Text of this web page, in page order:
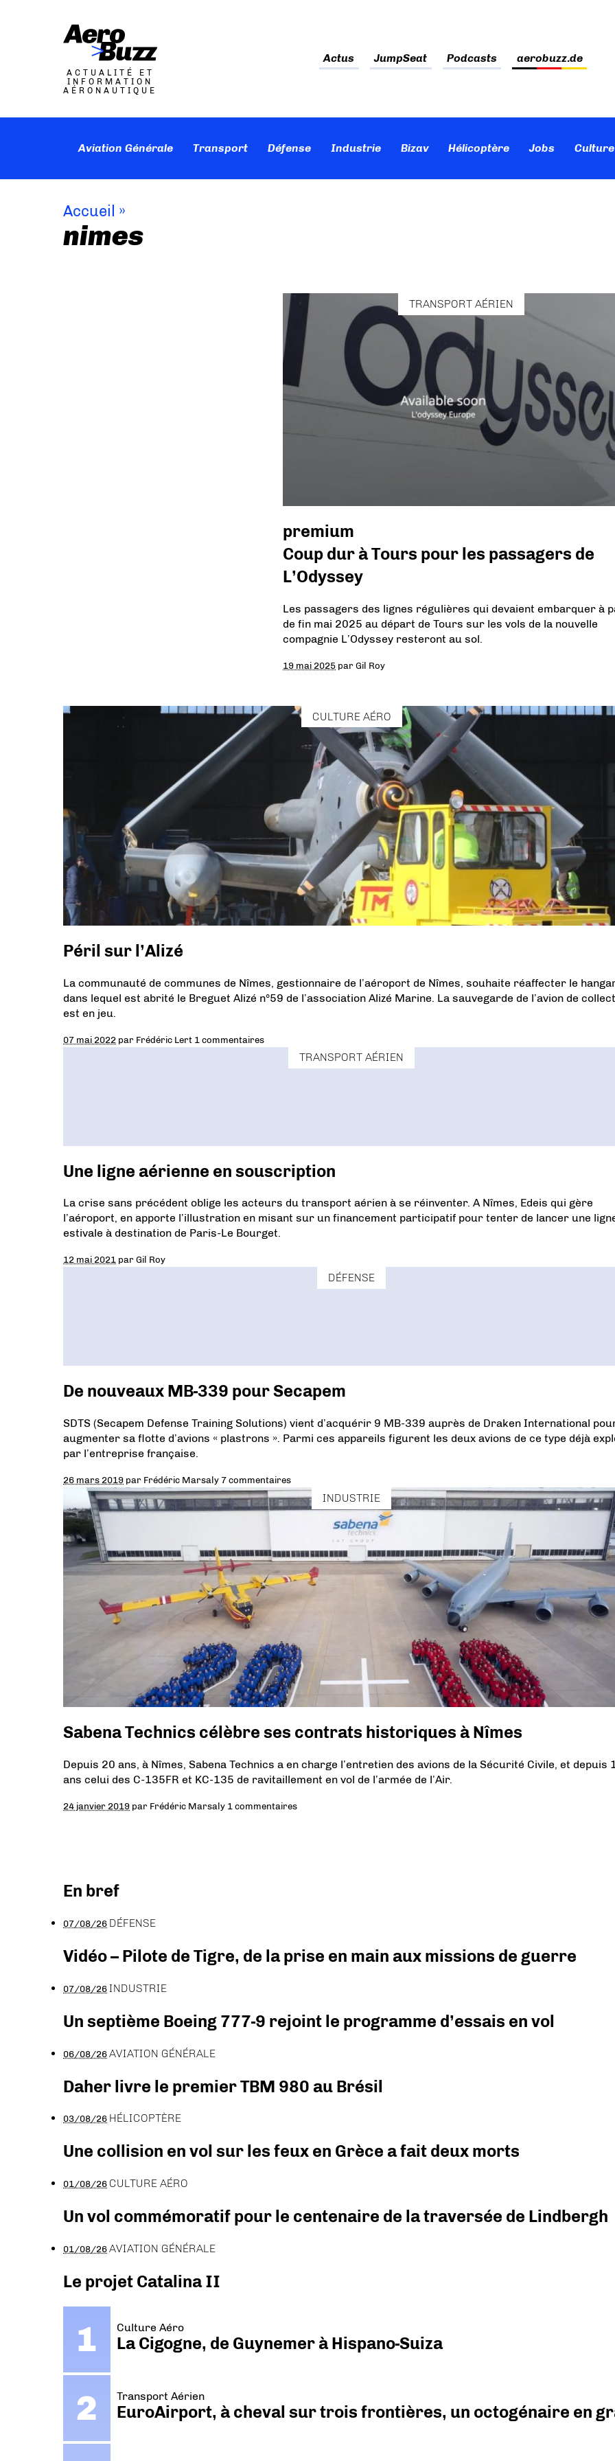
ACTUALITÉ ET
INFORMATION
AÉRONAUTIQUE
Actus JumpSeat Podcasts aerobuzz.de
Aviation Générale Transport Défense Industrie Bizav Hélicoptère Jobs
Accueil »
nimes
TRANSPORT AÉRIEN
premium
Coup dur à Tours pour les passagers de
L’Odyssey
Les passagers des lignes régulières qui devaient embarquer à
de fin mai 2025 au départ de Tours sur les vols de la nouvelle
compagnie L’Odyssey resteront au sol.
19 mai 2025 parGil Roy
CULTURE AÉRO
Péril sur l’Alizé
La communauté de communes de Nîmes, gestionnaire de l’aéroport de Nîmes, souhaite réaffecter le
dans lequel est abrité le Breguet Alizé n°59 de l’association Alizé Marine. La sauvegarde de l’avion de
est en jeu.
07 mai 2022 par Frédéric Lert 1 commentaires
TRANSPORT AÉRIEN
Une ligne aérienne en souscription
La crise sans précédent oblige les acteurs du transport aérien à se réinventer. A Nîmes, Edeis qui gère
l’aéroport, en apporte l’illustration en misant sur un financement participatif pour tenter de lancer une
estivale à destination de Paris-Le Bourget.
12 mai 2021 parGil Roy
DÉFENSE
De nouveaux MB-339 pour Secapem
SDTS (Secapem Defense Training Solutions) vient d’acquérir 9 MB-339 auprès de Draken International
augmenter sa flotte d’avions « plastrons ». Parmi ces appareils figurent les deux avions de ce type déjà
par l’entreprise française.
26 mars 2019 par Frédéric Marsaly 7 commentaires
INDUSTRIE
Sabena Technics célèbre ses contrats historiques à Nîmes
Depuis 20 ans, à Nîmes, Sabena Technics a en charge l’entretien des avions de la Sécurité Civile, et depuis
ans celui des C-135FR et KC-135 de ravitaillement en vol de l’armée de l’Air.
24 janvier 2019 par Frédéric Marsaly 1 commentaires
En bref
07/08/26 DÉFENSE
Vidéo – Pilote de Tigre, de la prise en main aux missions de guerre
07/08/26INDUSTRIE
Un septième Boeing 777-9 rejoint le programme d’essais en vol
06/08/26AVIATION GÉNÉRALE
Daher livre le premier TBM 980 au Brésil
03/08/26 HÉLICOPTÈRE
Une collision en vol sur les feux en Grèce a fait deux morts
01/08/26 CULTURE AÉRO
Un vol commémoratif pour le centenaire de la traversée de Lindbergh
01/08/26AVIATION GÉNÉRALE
Le projet Catalina II
Culture Aéro
La Cigogne, de Guynemer à Hispano-Suiza
Transport Aérien
EuroAirport, à cheval sur trois frontières, un octogénaire en